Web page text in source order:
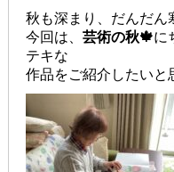
秋も深まり、だんだん
今回は、 芸術の秋🍁に
テキな
作品をご紹介したいと